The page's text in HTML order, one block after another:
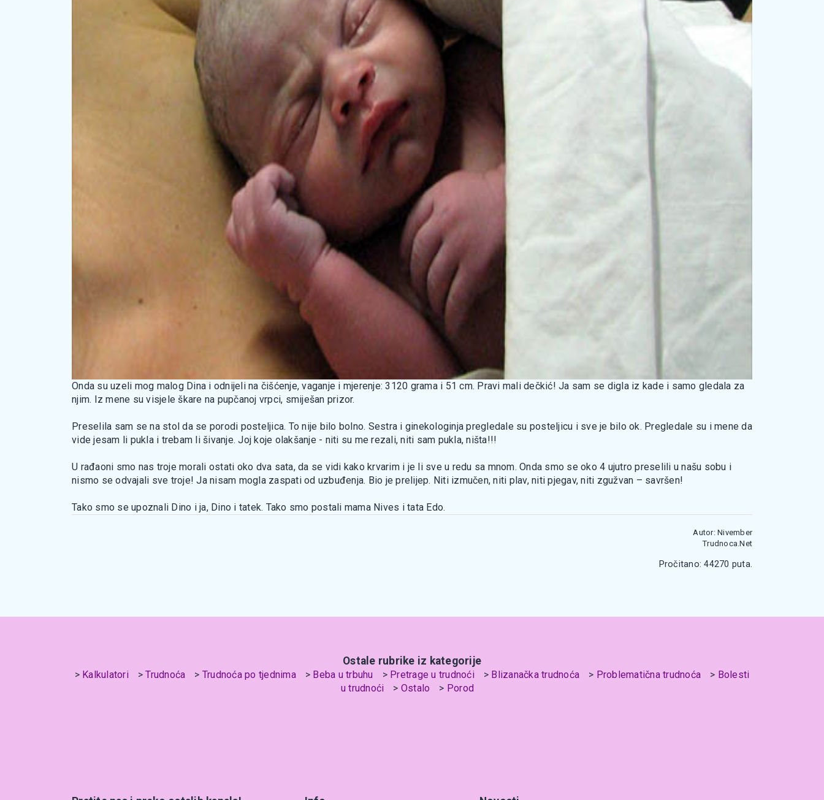
Onda su uzeli mog malog Dina i odnijeli na čišćenje, vaganje i mjerenje: 3120 grama i 51 cm. Pravi mali dečkić! Ja sam se digla iz kade i samo gledala za
njim. Iz mene su visjele škare na pupčanoj vrpci, smiješan prizor.
Preselila sam se na stol da se porodi posteljica. To nije bilo bolno. Sestra i ginekologinja pregledale su posteljicu i sve je bilo ok. Pregledale su i mene da
vide jesam li pukla i trebam li šivanje. Joj koje olakšanje - niti su me rezali, niti sam pukla, ništa!!!
U rađaoni smo nas troje morali ostati oko dva sata, da se vidi kako krvarim i je li sve u redu sa mnom. Onda smo se oko 4 ujutro preselili u našu sobu i
nismo se odvajali sve troje! Ja nisam mogla zaspati od uzbuđenja. Bio je prelijep. Niti izmučen, niti plav, niti pjegav, niti zgužvan – savršen!
Tako smo se upoznali Dino i ja, Dino i tatek. Tako smo postali mama Nives i tata Edo.
Autor: Nivember
Trudnoca.Net
Pročitano: 44270 puta.
Ostale rubrike iz kategorije
Kalkulatori Trudnoća Trudnoća po tjednima Beba u trbuhu Pretrage u trudnoći Blizanačka trudnoća Problematična trudnoća
Bolesti
u trudnoći
Ostalo Porod